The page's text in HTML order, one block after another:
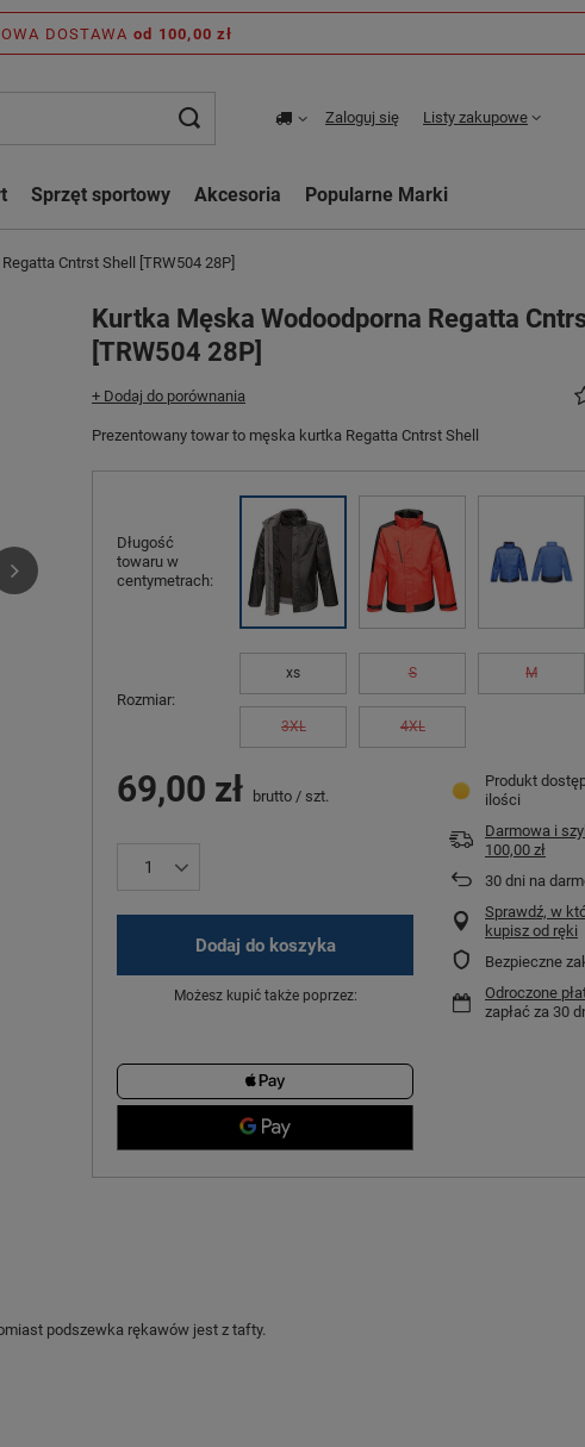
DOSTAWA od 100,00 zł
Zaloguj się Listy zakupowe
Sprzęt sportowy Akcesoria Popularne Marki
Cntrst Shell [TRW504 28P]
Kurtka Męska Wodoodporna Regatta
[TRW504 28P]
+ Dodaj do porównania
Prezentowany towar to męska kurtka Regatta Cntrst Shell
Długość
towaru w
centymetrach
Rozmiar
xs S M
3XL 4XL
69,00 zł brutto / szt.
Dodaj do koszyka
Możesz kupić także poprzez:
Produkt
ilości
Darmowa i
100,00 zł
30 dni na
Sprawdź, w
kupisz od ręki
Bezpieczne
Odroczone
zapłać za 30
podszewka rękawów jest z tafty.